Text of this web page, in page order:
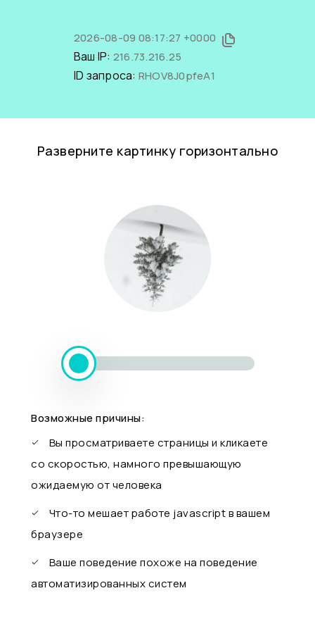
2026-08-09 08:17:27 +0000
Ваш IP: 216.73.216.25
ID запроса: RHOV8J0pfeA1
Разверните картинку горизонтально
Возможные причины:
Вы просматриваете страницы и кликаете
со скоростью, намного превышающую
ожидаемую от человека
Что-то мешает работе javascript в вашем
браузере
Ваше поведение похоже на поведение
автоматизированных систем